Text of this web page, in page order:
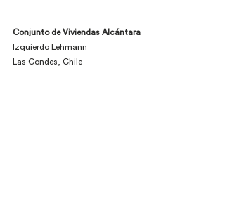
Conjunto de Viviendas Alcántara
Izquierdo Lehmann
Las Condes, Chile